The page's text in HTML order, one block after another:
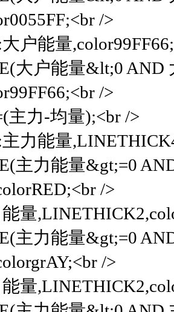
/>
户能量
大户能量&lt;0 AND
/>
主力-均量);<br />
力能量
主力能量&gt;=0
/>
量
主力能量&gt;=0
/>
量